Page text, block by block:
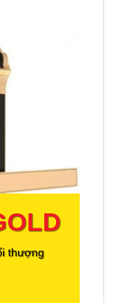
thượng